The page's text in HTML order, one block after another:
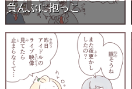
負んぶに抱っこ